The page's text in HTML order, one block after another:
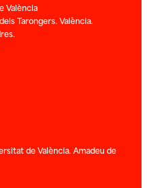
València
Tarongers. València.
de València. Amadeu de